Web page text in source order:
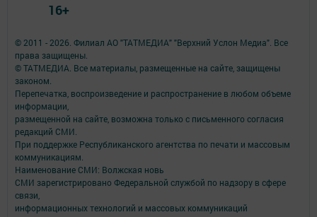
© 2011 - 2026. Филиал АО "ТАТМЕДИА" "Верхний Услон Медиа". Все
права защищены.
© ТАТМЕДИА. Все материалы, размещенные на сайте, защищены
законом.
Перепечатка, воспроизведение и распространение в любом объеме
информации,
размещенной на сайте, возможна только с письменного согласия
редакций СМИ.
При поддержке Республиканского агентства по печати и массовым
коммуникациям.
Наименование СМИ: Волжская новь
СМИ зарегистрировано Федеральной службой по надзору в сфере
связи,
информационных технологий и массовых коммуникаций
16+